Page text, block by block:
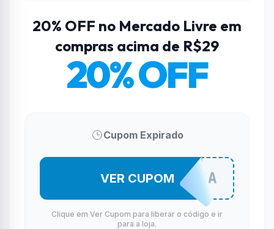
20% OFF no Mercado Livre em
compras acima de R$29
20% OFF
Cupom Expirado
MELHOROFERTA
VER CUPOM
Clique em Ver Cupom para liberar o código e ir
para a loja.